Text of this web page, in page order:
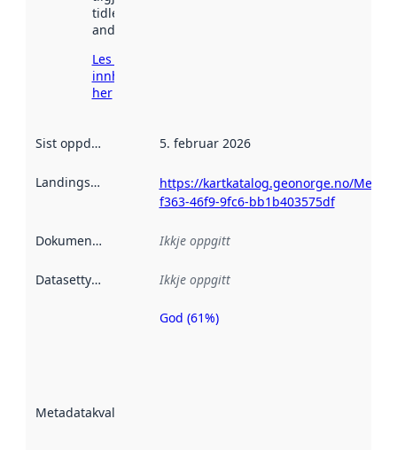
tidlegare
andre stader.
Les meir om
innhenting
her
Sist oppdatert 5. februar 2026
Landingsside
https://kartkatalog.geonorge.no/
f363-46f9-9fc6-bb1b403575df
Dokumentasjon Ikkje oppgitt
Datasettype Ikkje oppgitt
Metadatakvalitet
Metadatakvalitet
God (61%)